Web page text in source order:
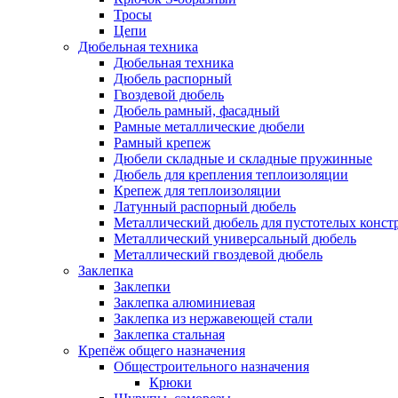
Тросы
Цепи
Дюбельная техника
Дюбельная техника
Дюбель распорный
Гвоздевой дюбель
Дюбель рамный, фасадный
Рамные металлические дюбели
Рамный крепеж
Дюбели складные и складные пружинные
Дюбель для крепления теплоизоляции
Крепеж для теплоизоляции
Латунный распорный дюбель
Металлический дюбель для пустотелых
Металлический универсальный дюбель
Металлический гвоздевой дюбель
Заклепка
Заклепки
Заклепка алюминиевая
Заклепка из нержавеющей стали
Заклепка стальная
Крепёж общего назначения
Общестроительного назначения
Крюки